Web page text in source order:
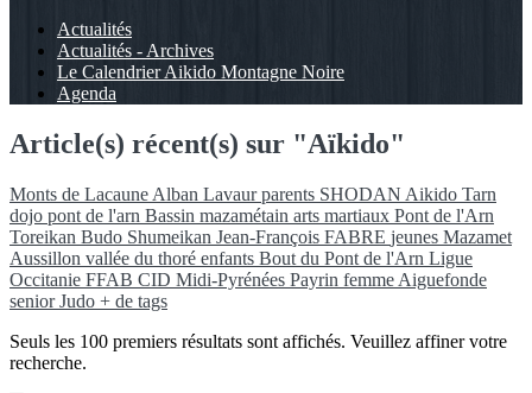
Actualités
Actualités - Archives
Le Calendrier Aikido Montagne Noire
Agenda
Article(s) récent(s) sur "Aïkido"
Monts de Lacaune Alban Lavaurparents SHODAN Aikido Tarn
dojo pont de l'arn Bassin mazamétain arts martiaux Pont de l'Arn
Toreikan Budo Shumeikan Jean-François FABRE jeunes Mazamet
Aussillon vallée du thoré enfants Bout du Pont de l'Arn Ligue
Occitanie FFAB CID Midi-Pyrénées Payrin femme Aiguefonde
seniorJudo + de tags
Seuls les 100 premiers résultats sont affichés. Veuillez affiner votre
recherche.